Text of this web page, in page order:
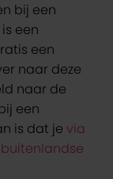
bij een
een
een
naar deze
naar de
een
is dat je via